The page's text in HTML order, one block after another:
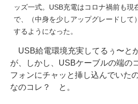
ッズ一式。USB充電はコロナ禍前も現
で、（中身を少しアップグレードして
するようになった。
USB給電環境充実してるぅ〜
が、しかし、USBケーブルの端の
フォンにチャッと挿し込んでいた
なのコレ？ と。